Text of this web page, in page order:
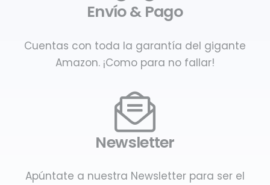
Envío & Pago
Cuentas con toda la garantía del gigante
Amazon. ¡Como para no fallar!
Newsletter
Apúntate a nuestra Newsletter para ser el